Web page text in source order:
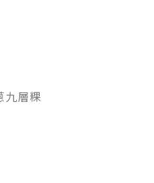
九層粿